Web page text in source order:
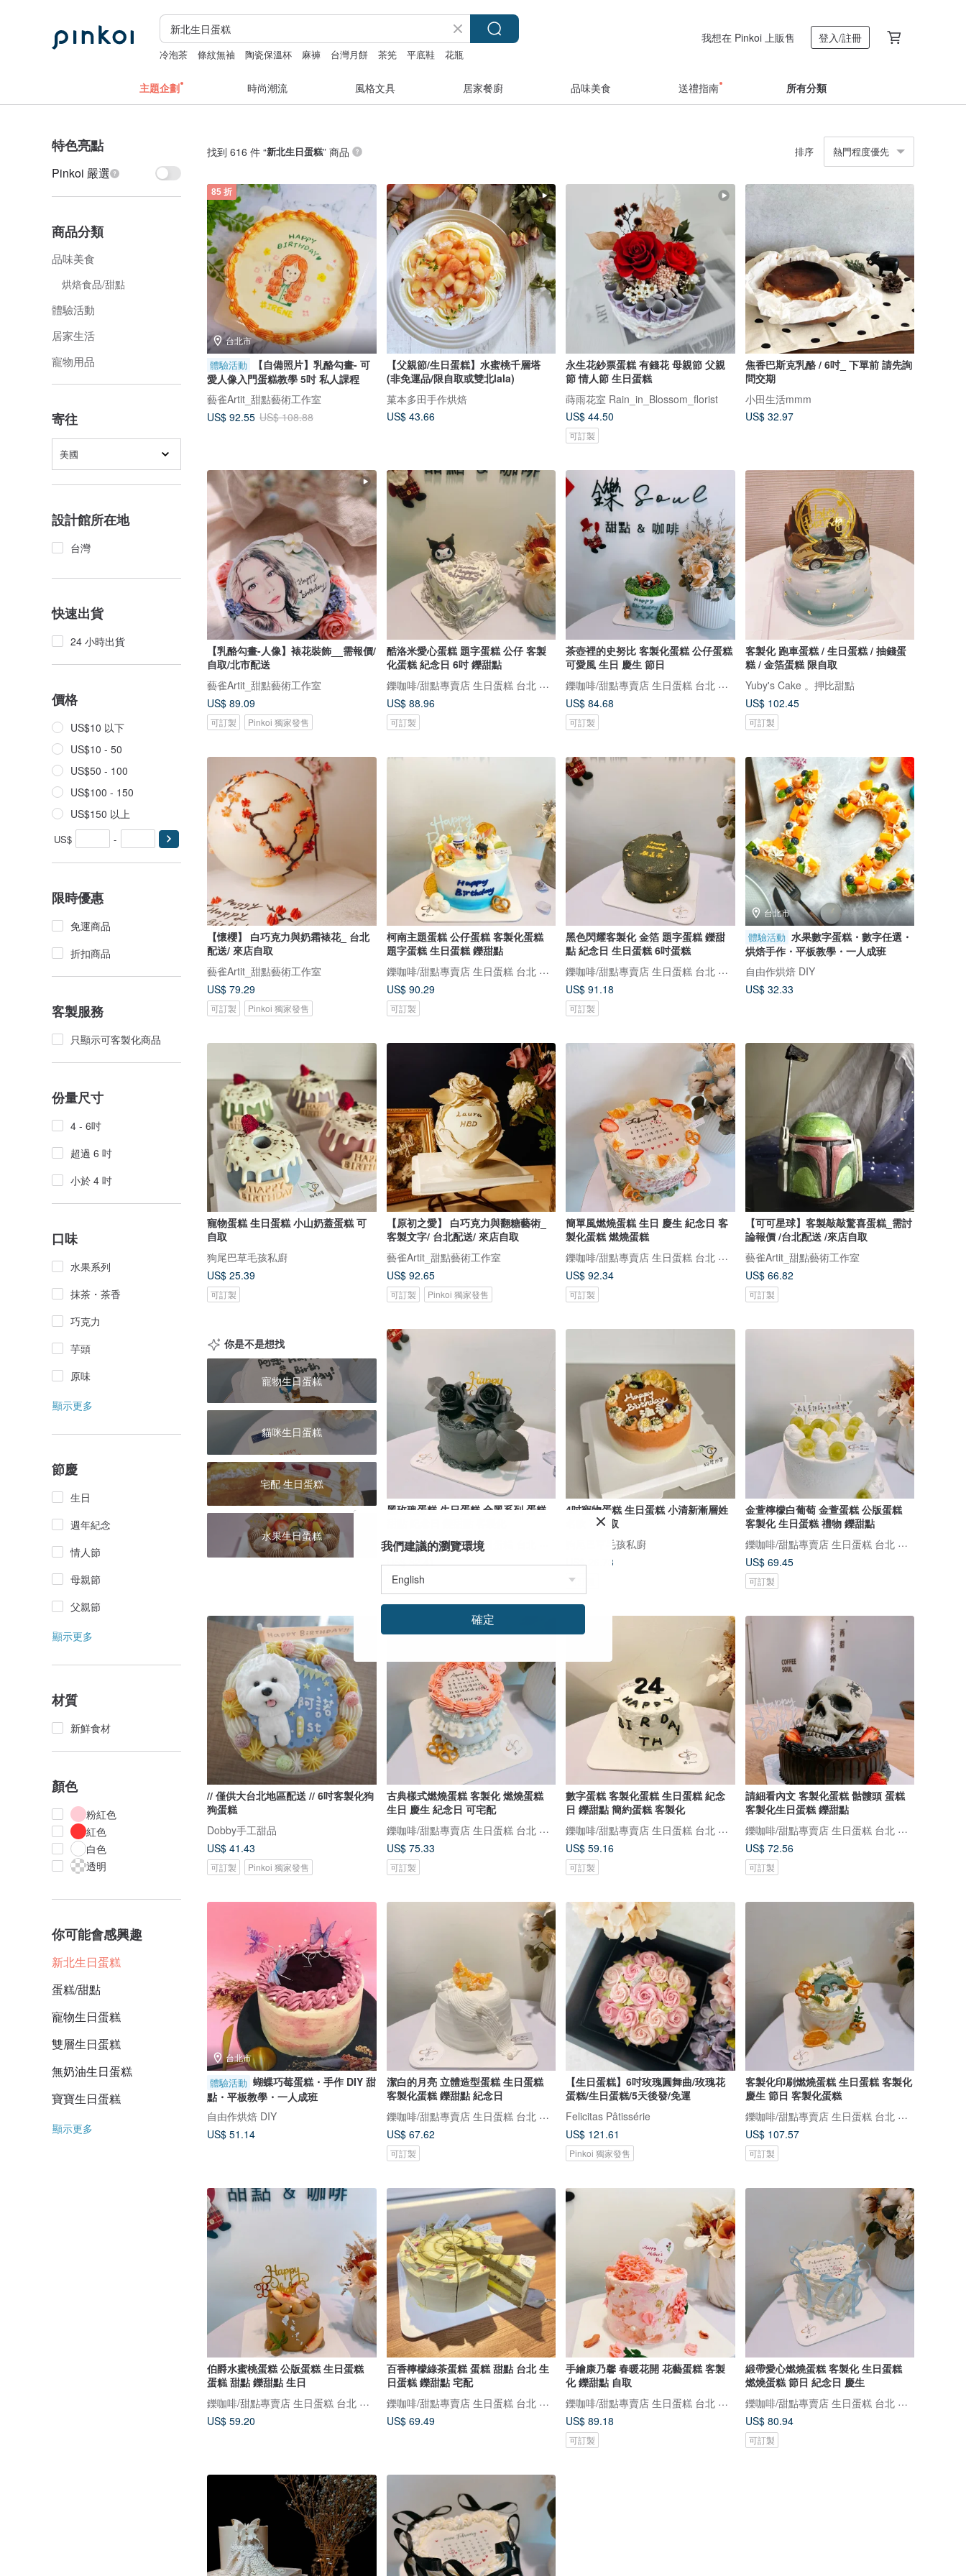
冷泡茶 條紋無袖 陶瓷保溫杯 麻褲 台灣月餅 茶筅 平底鞋 花瓶
我想在 Pinkoi 上販售 登入/註冊
主題企劃 時尚潮流 風格文具 居家餐廚 品味美食 送禮指南 所有分類
特色亮點
Pinkoi 嚴選
商品分類
品味美食
烘焙食品/甜點
體驗活動
居家生活
寵物用品
寄往
美國
設計館所在地
台灣
快速出貨
24 小時出貨
價格
US$10 以下
US$10 - 50
US$50 - 100
US$100 - 150
US$150 以上
US$ -
限時優惠
免運商品
折扣商品
客製服務
只顯示可客製化商品
份量尺寸
4 - 6吋
超過 6 吋
小於 4 吋
口味
水果系列
抹茶・茶香
巧克力
芋頭
原味
顯示更多
節慶
生日
週年紀念
情人節
母親節
父親節
顯示更多
材質
新鮮食材
顏色
粉紅色
紅色
白色
透明
你可能會感興趣
新北生日蛋糕
蛋糕/甜點
寵物生日蛋糕
雙層生日蛋糕
無奶油生日蛋糕
寶寶生日蛋糕
顯示更多
找到 616 件 “新北生日蛋糕” 商品 排序 熱門程度優先
85 折
台北市
體驗活動
【自備照片】乳酪勾畫- 可
愛人像入門蛋糕教學 5吋 私人課程
藝雀Artit_甜點藝術工作室
US$ 92.55 US$ 108.88
【父親節/生日蛋糕】水蜜桃千層塔
(非免運品/限自取或雙北lala)
菓本多田手作烘焙
US$ 43.66
永生花鈔票蛋糕 有錢花 母親節 父親
節 情人節 生日蛋糕
蒔雨花室 Rain_in_Blossom_florist
US$ 44.50
可訂製
焦香巴斯克乳酪 / 6吋_ 下單前 請先詢
問交期
小田生活mmm
US$ 32.97
【乳酪勾畫-人像】裱花裝飾__需報價/
自取/北市配送
藝雀Artit_甜點藝術工作室
US$ 89.09
可訂製 Pinkoi 獨家發售
酷洛米愛心蛋糕 題字蛋糕 公仔 客製
化蛋糕 紀念日 6吋 鑠甜點
鑠咖啡/甜點專賣店 生日蛋糕 台北 中山/松山 咖啡課程教學 客製化蛋糕
US$ 88.96
可訂製
茶壺裡的史努比 客製化蛋糕 公仔蛋糕
可愛風 生日 慶生 節日
鑠咖啡/甜點專賣店 生日蛋糕 台北 中山/松山 咖啡課程教學 客製化蛋糕
US$ 84.68
可訂製
客製化 跑車蛋糕 / 生日蛋糕 / 抽錢蛋
糕 / 金箔蛋糕 限自取
Yuby's Cake 。押比甜點
US$ 102.45
可訂製
【懷櫻】 白巧克力與奶霜裱花_ 台北
配送/ 來店自取
藝雀Artit_甜點藝術工作室
US$ 79.29
可訂製 Pinkoi 獨家發售
柯南主題蛋糕 公仔蛋糕 客製化蛋糕
題字蛋糕 生日蛋糕 鑠甜點
鑠咖啡/甜點專賣店 生日蛋糕 台北 中山/松山 咖啡課程教學 客製化蛋糕
US$ 90.29
可訂製
黑色閃耀客製化 金箔 題字蛋糕 鑠甜
點 紀念日 生日蛋糕 6吋蛋糕
鑠咖啡/甜點專賣店 生日蛋糕 台北 中山/松山 咖啡課程教學 客製化蛋糕
US$ 91.18
可訂製
台北市
體驗活動 水果數字蛋糕・數字任選・
烘焙手作・平板教學・一人成班
自由作烘焙 DIY
US$ 32.33
寵物蛋糕 生日蛋糕 小山奶蓋蛋糕 可
自取
狗尾巴草毛孩私廚
US$ 25.39
可訂製
【原初之愛】 白巧克力與翻糖藝術_
客製文字/ 台北配送/ 來店自取
藝雀Artit_甜點藝術工作室
US$ 92.65
可訂製 Pinkoi 獨家發售
簡單風燃燒蛋糕 生日 慶生 紀念日 客
製化蛋糕 燃燒蛋糕
鑠咖啡/甜點專賣店 生日蛋糕 台北 中山/松山 咖啡課程教學 客製化蛋糕
US$ 92.34
可訂製
【可可星球】客製敲敲驚喜蛋糕_需討
論報價 /台北配送 /來店自取
藝雀Artit_甜點藝術工作室
US$ 66.82
可訂製
你是不是想找
寵物生日蛋糕
貓咪生日蛋糕
宅配 生日蛋糕
水果生日蛋糕
黑玫瑰蛋糕 生日蛋糕 全黑系列 蛋糕
US$ 82.41
可訂製
4吋寵物蛋糕 生日蛋糕 小清新漸層姓
名款 可自取
狗尾巴草毛孩私廚
US$ 26.73
可訂製
金萱檸檬白葡萄 金萱蛋糕 公版蛋糕
客製化 生日蛋糕 禮物 鑠甜點
鑠咖啡/甜點專賣店 生日蛋糕 台北 中山/松山 咖啡課程教學 客製化蛋糕
US$ 69.45
可訂製
// 僅供大台北地區配送 // 6吋客製化狗
狗蛋糕
Dobby手工甜品
US$ 41.43
可訂製 Pinkoi 獨家發售
古典樣式燃燒蛋糕 客製化 燃燒蛋糕
生日 慶生 紀念日 可宅配
鑠咖啡/甜點專賣店 生日蛋糕 台北 中山/松山 咖啡課程教學 客製化蛋糕
US$ 75.33
可訂製
數字蛋糕 客製化蛋糕 生日蛋糕 紀念
日 鑠甜點 簡約蛋糕 客製化
鑠咖啡/甜點專賣店 生日蛋糕 台北 中山/松山 咖啡課程教學 客製化蛋糕
US$ 59.16
可訂製
請細看內文 客製化蛋糕 骷髏頭 蛋糕
客製化生日蛋糕 鑠甜點
鑠咖啡/甜點專賣店 生日蛋糕 台北 中山/松山 咖啡課程教學 客製化蛋糕
US$ 72.56
可訂製
台北市
體驗活動 蝴蝶巧莓蛋糕・手作 DIY 甜
點・平板教學・一人成班
自由作烘焙 DIY
US$ 51.14
潔白的月亮 立體造型蛋糕 生日蛋糕
客製化蛋糕 鑠甜點 紀念日
鑠咖啡/甜點專賣店 生日蛋糕 台北 中山/松山 咖啡課程教學 客製化蛋糕
US$ 67.62
可訂製
【生日蛋糕】6吋玫瑰圓舞曲/玫瑰花
蛋糕/生日蛋糕/5天後發/免運
Felicitas Pâtissérie
US$ 121.61
Pinkoi 獨家發售
客製化印刷燃燒蛋糕 生日蛋糕 客製化
慶生 節日 客製化蛋糕
鑠咖啡/甜點專賣店 生日蛋糕 台北 中山/松山 咖啡課程教學 客製化蛋糕
US$ 107.57
可訂製
伯爵水蜜桃蛋糕 公版蛋糕 生日蛋糕
蛋糕 甜點 鑠甜點 生日
鑠咖啡/甜點專賣店 生日蛋糕 台北 中山/松山 咖啡課程教學 客製化蛋糕
US$ 59.20
百香檸檬綠茶蛋糕 蛋糕 甜點 台北 生
日蛋糕 鑠甜點 宅配
鑠咖啡/甜點專賣店 生日蛋糕 台北 中山/松山 咖啡課程教學 客製化蛋糕
US$ 69.49
手繪康乃馨 春暖花開 花藝蛋糕 客製
化 鑠甜點 自取
鑠咖啡/甜點專賣店 生日蛋糕 台北 中山/松山 咖啡課程教學 客製化蛋糕
US$ 89.18
可訂製
緞帶愛心燃燒蛋糕 客製化 生日蛋糕
燃燒蛋糕 節日 紀念日 慶生
鑠咖啡/甜點專賣店 生日蛋糕 台北 中山/松山 咖啡課程教學 客製化蛋糕
US$ 80.94
可訂製
我們建議的瀏覽環境
確定